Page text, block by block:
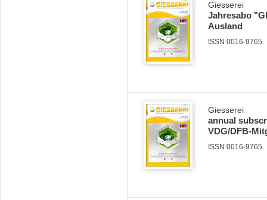
Giesserei
Jahresabo
Ausland
ISSN 0016-9765
Giesserei
annual
VDG/DFB-
ISSN 0016-9765